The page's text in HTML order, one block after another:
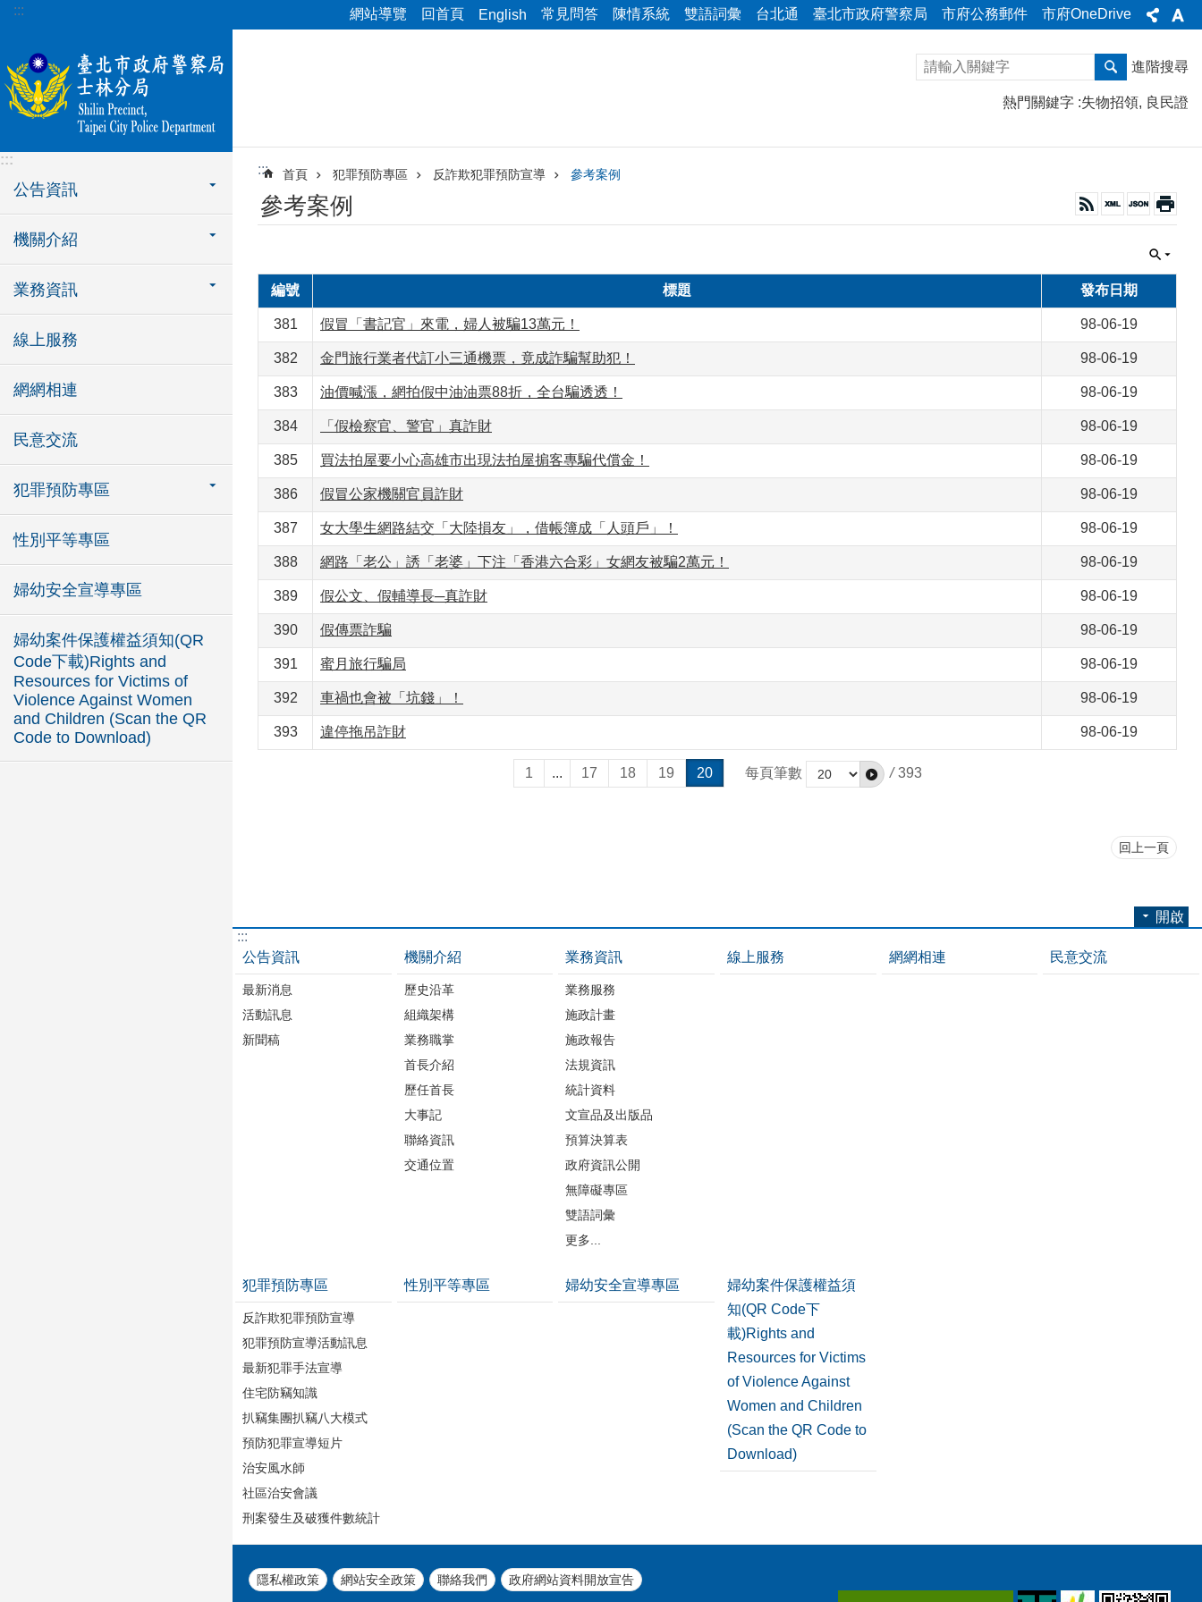
跳到主要內容區塊
::: 網站導覽 回首頁 English 常見問答 陳情系統 雙語詞彙 台北通 臺北市政府警察局 市府公務郵件 市府OneDrive
:::
公告資訊
機關介紹
業務資訊
線上服務
網網相連
民意交流
犯罪預防專區
性別平等專區
婦幼安全宣導專區
婦幼案件保護權益須知(QR
Code下載)Rights and
Resources for Victims of
Violence Against Women
and Children (Scan the QR
Code to Download)
進階搜尋
熱門關鍵字 失物招領 良民證
::: 首頁 犯罪預防專區 反詐欺犯罪預防宣導 參考案例
參考案例
編號 標題 發布日期
381 假冒「書記官」來電，婦人被騙13萬元！ 98-06-19
382 金門旅行業者代訂小三通機票，竟成詐騙幫助犯！ 98-06-19
383 油價喊漲，網拍假中油油票88折，全台騙透透！ 98-06-19
384 「假檢察官、警官」真詐財 98-06-19
385 買法拍屋要小心高雄市出現法拍屋掮客專騙代償金！ 98-06-19
386 假冒公家機關官員詐財 98-06-19
387 女大學生網路結交「大陸損友」，借帳簿成「人頭戶」！ 98-06-19
388 網路「老公」誘「老婆」下注「香港六合彩」女網友被騙2萬元！ 98-06-19
389 假公文、假輔導長─真詐財 98-06-19
390 假傳票詐騙 98-06-19
391 蜜月旅行騙局 98-06-19
392 車禍也會被「坑錢」！ 98-06-19
393 違停拖吊詐財 98-06-19
1 ... 17 18 19 20 每頁筆數 / 393
回上一頁
開啟
:::
公告資訊
最新消息
活動訊息
新聞稿
機關介紹
歷史沿革
組織架構
業務職掌
首長介紹
歷任首長
大事記
聯絡資訊
交通位置
業務資訊
業務服務
施政計畫
施政報告
法規資訊
統計資料
文宣品及出版品
預算決算表
政府資訊公開
無障礙專區
雙語詞彙
更多...
線上服務 網網相連 民意交流
犯罪預防專區
反詐欺犯罪預防宣導
犯罪預防宣導活動訊息
最新犯罪手法宣導
住宅防竊知識
扒竊集團扒竊八大模式
預防犯罪宣導短片
治安風水師
社區治安會議
刑案發生及破獲件數統計
性別平等專區 婦幼安全宣導專區
婦幼案件保護權益須
知(QR Code下
載)Rights and
Resources for Victims
of Violence Against
Women and Children
(Scan the QR Code to
Download)
隱私權政策 網站安全政策 聯絡我們 政府網站資料開放宣告